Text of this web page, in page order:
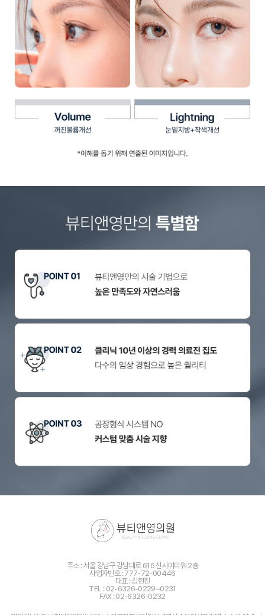
주소 : 서울 강남구 강남대로 616 신사미타워 2층
사업자번호 : 777-72-00446
대표 : 김현진
TEL : 02-6326-0229~0231
FAX : 02-6326-0232